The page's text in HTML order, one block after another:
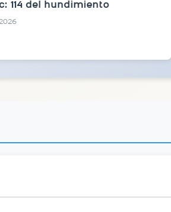
114 del hundimiento